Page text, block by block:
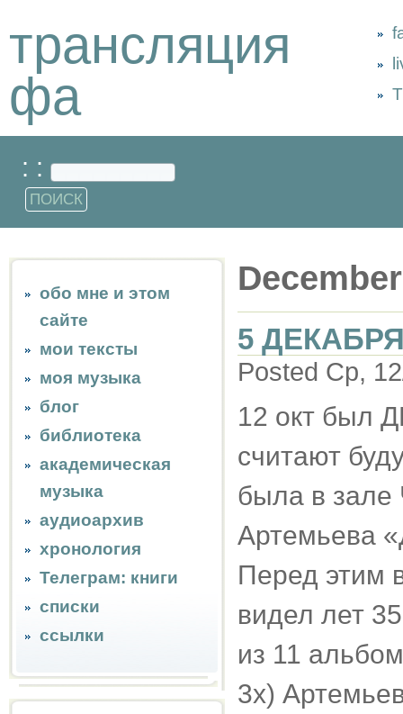
трансляция
фа
: :
обо мне и этом
сайте
мои тексты
моя музыка
блог
библиотека
академическая
музыка
аудиоархив
хронология
Телеграм: книги
списки
ссылки
5 ДЕКАБРЯ
Posted Ср,
12 окт был
считают
была в зале
Артемьева
Перед этим
видел лет
из 11
3х)